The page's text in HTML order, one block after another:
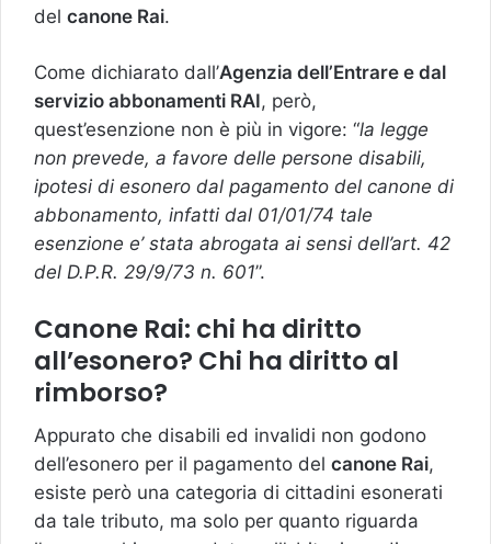
del canone Rai.
Come dichiarato dall’Agenzia dell’Entrare e dal
servizio abbonamenti RAI, però,
quest’esenzione non è più in vigore: “la legge
non prevede, a favore delle persone disabili,
ipotesi di esonero dal pagamento del canone di
abbonamento, infatti dal 01/01/74 tale
esenzione e’ stata abrogata ai sensi dell’art. 42
del D.P.R. 29/9/73 n. 601”.
Canone Rai: chi ha diritto
all’esonero? Chi ha diritto al
rimborso?
Appurato che disabili ed invalidi non godono
dell’esonero per il pagamento del canone Rai,
esiste però una categoria di cittadini esonerati
da tale tributo, ma solo per quanto riguarda